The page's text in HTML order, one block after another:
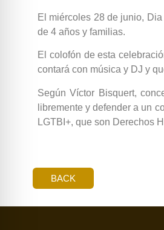
El miércoles 28 de junio,
de 4 años y familias.
El colofón de esta
contará con música y DJ y
Según Víctor Bisquert,
libremente y defender a un
LGTBI+, que son Derechos
BACK